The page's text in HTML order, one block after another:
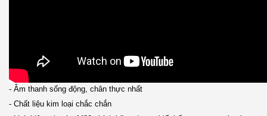
- Âm thanh sống động, chân thực nhất
- Chất liệu kim loại chắc chắn